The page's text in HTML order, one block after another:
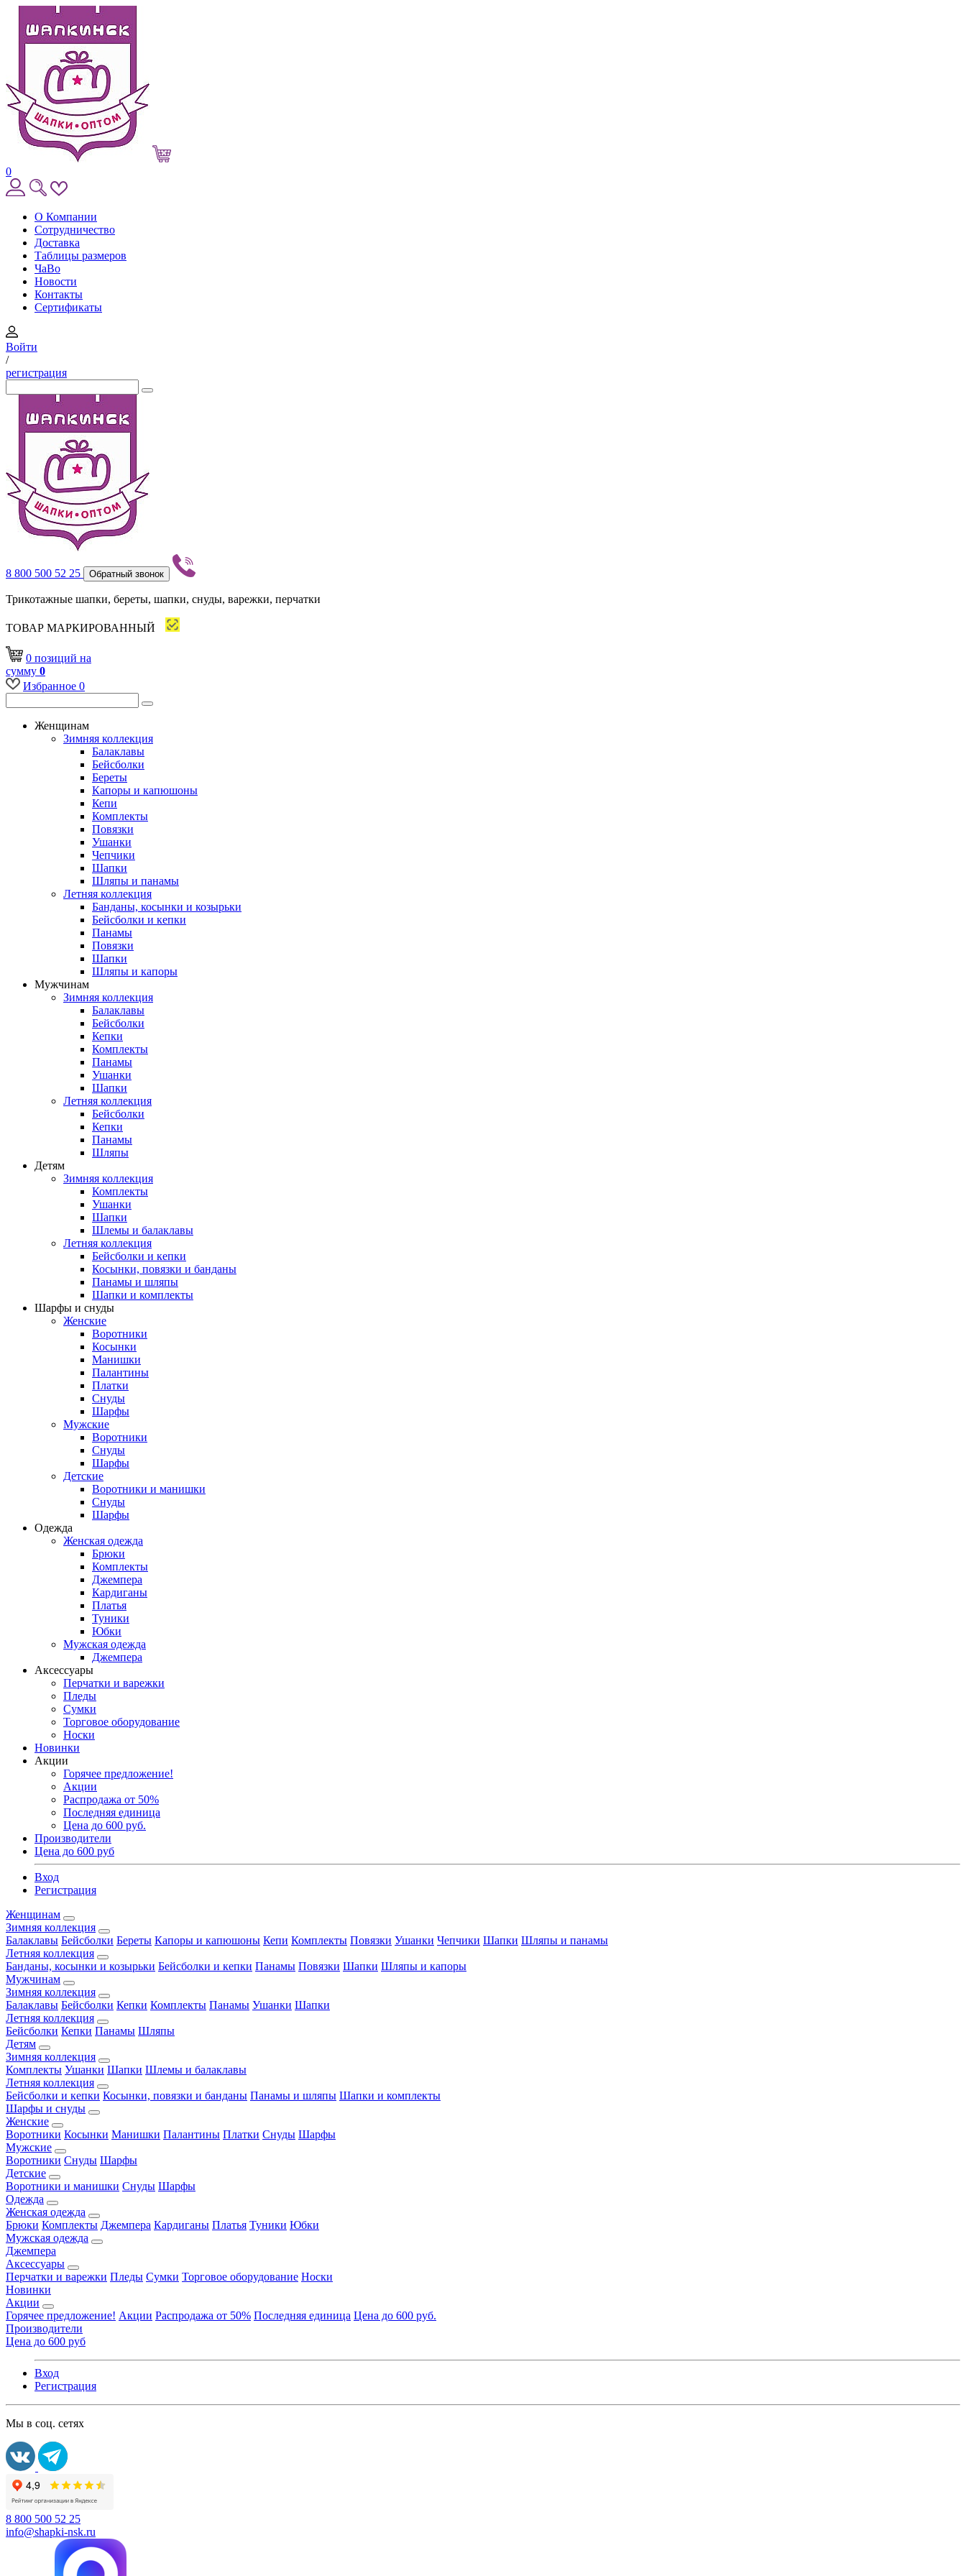
0
О Компании
Сотрудничество
Доставка
Таблицы размеров
ЧаВо
Новости
Контакты
Сертификаты
Войти
/
регистрация
8 800 500 52 25 Обратный звонок
Трикотажные шапки, береты, шапки, снуды, варежки, перчатки
ТОВАР МАРКИРОВАННЫЙ
0 позиций на
сумму 0
Избранное 0
Женщинам
Зимняя коллекция
Балаклавы
Бейсболки
Береты
Капоры и капюшоны
Кепи
Комплекты
Повязки
Ушанки
Чепчики
Шапки
Шляпы и панамы
Летняя коллекция
Банданы, косынки и козырьки
Бейсболки и кепки
Панамы
Повязки
Шапки
Шляпы и капоры
Мужчинам
Зимняя коллекция
Балаклавы
Бейсболки
Кепки
Комплекты
Панамы
Ушанки
Шапки
Летняя коллекция
Бейсболки
Кепки
Панамы
Шляпы
Детям
Зимняя коллекция
Комплекты
Ушанки
Шапки
Шлемы и балаклавы
Летняя коллекция
Бейсболки и кепки
Косынки, повязки и банданы
Панамы и шляпы
Шапки и комплекты
Шарфы и снуды
Женские
Воротники
Косынки
Манишки
Палантины
Платки
Снуды
Шарфы
Мужские
Воротники
Снуды
Шарфы
Детские
Воротники и манишки
Снуды
Шарфы
Одежда
Женская одежда
Брюки
Комплекты
Джемпера
Кардиганы
Платья
Туники
Юбки
Мужская одежда
Джемпера
Аксессуары
Перчатки и варежки
Пледы
Сумки
Торговое оборудование
Носки
Новинки
Акции
Горячее предложение!
Акции
Распродажа от 50%
Последняя единица
Цена до 600 руб.
Производители
Цена до 600 руб
Вход
Регистрация
Женщинам
Зимняя коллекция
Балаклавы Бейсболки Береты Капоры и капюшоны Кепи Комплекты Повязки Ушанки Чепчики Шапки Шляпы и панамы
Летняя коллекция
Банданы, косынки и козырьки Бейсболки и кепки Панамы Повязки Шапки Шляпы и капоры
Мужчинам
Зимняя коллекция
Балаклавы Бейсболки Кепки Комплекты Панамы Ушанки Шапки
Летняя коллекция
Бейсболки Кепки Панамы Шляпы
Детям
Зимняя коллекция
Комплекты Ушанки Шапки Шлемы и балаклавы
Летняя коллекция
Бейсболки и кепки Косынки, повязки и банданы Панамы и шляпы Шапки и комплекты
Шарфы и снуды
Женские
Воротники Косынки Манишки Палантины Платки Снуды Шарфы
Мужские
Воротники Снуды Шарфы
Детские
Воротники и манишки Снуды Шарфы
Одежда
Женская одежда
Брюки Комплекты Джемпера Кардиганы Платья Туники Юбки
Мужская одежда
Джемпера
Аксессуары
Перчатки и варежки Пледы Сумки Торговое оборудование Носки
Новинки
Акции
Горячее предложение! Акции Распродажа от 50% Последняя единица Цена до 600 руб.
Производители
Цена до 600 руб
Вход
Регистрация
Мы в соц. сетях
8 800 500 52 25
info@shapki-nsk.ru